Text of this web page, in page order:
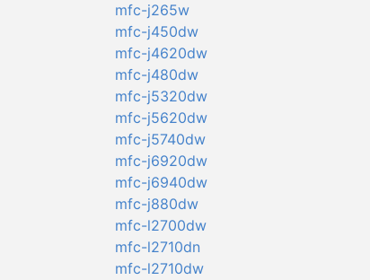
mfc-j265w
mfc-j450dw
mfc-j4620dw
mfc-j480dw
mfc-j5320dw
mfc-j5620dw
mfc-j5740dw
mfc-j6920dw
mfc-j6940dw
mfc-j880dw
mfc-l2700dw
mfc-l2710dn
mfc-l2710dw